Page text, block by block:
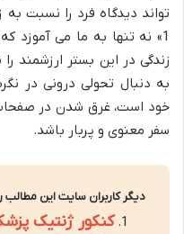
تواند دیدگاه فرد را نسبت
1» نه تنها به ما می آموزد
زندگی در این بستر ارزشمند
به دنبال تحولی درونی در
خود است، غرق شدن در صفحات
سفر معنوی و پربار باشد.
دیگر کاربران سایت این مطالب
کنکور ژنتیک